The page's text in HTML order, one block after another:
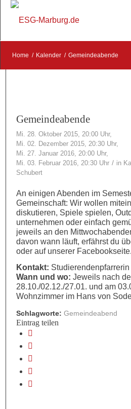
Home / Kalender / Gemeindeabende
Gemeindeabende
Mi. 28. Oktober 2015, 20:00 Uhr,
Mi. 02. Dezember 2015, 20:30 Uhr,
Mi. 27. Januar 2016, 20:00 Uhr,
Mi. 03. Februar 2016, 20:30 Uhr / in
Schubert
An einigen Abenden im
Gemeinschaft: Wir wollen
diskutieren, Spiele spielen,
unternehmen oder einfach
jeweils an den
davon wann läuft, erfährst du
oder auf unserer Facebookseite.
Kontakt:
Wann und wo: Jeweils nach
28.10./02.12./27.01. und am
Wohnzimmer im Hans von
Schlagworte: Gemeindeabend
Eintrag teilen